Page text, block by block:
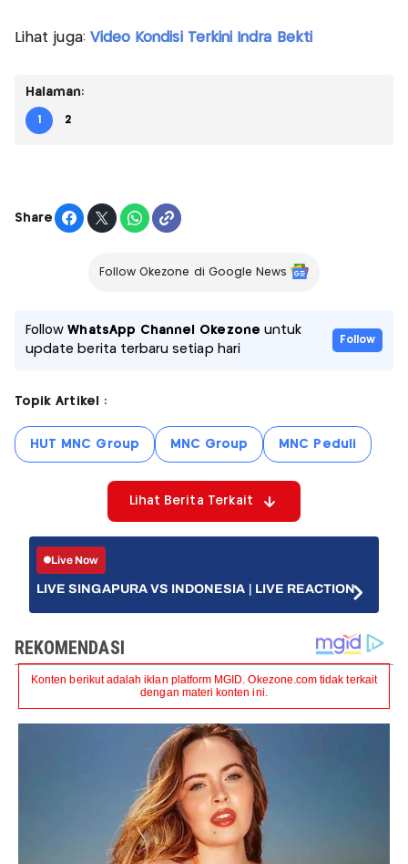
Lihat juga: Video Kondisi Terkini Indra Bekti
Halaman:
1 2
Share
Follow Okezone di Google News
FollowWhatsApp Channel Okezone untuk
update berita terbaru setiap hari
Follow
Topik Artikel :
HUT MNC Group MNC Group MNC Peduli
Lihat Berita Terkait
Live Now
LIVE SINGAPURA VS INDONESIA | LIVE REACTION